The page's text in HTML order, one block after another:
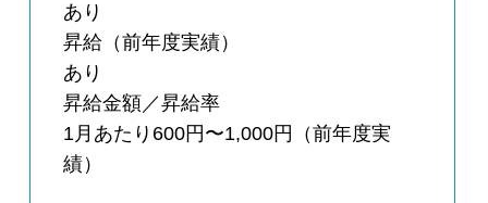
あり
昇給（前年度実績）
あり
昇給金額／昇給率
1月あたり600円〜1,000円（前年度実
績）